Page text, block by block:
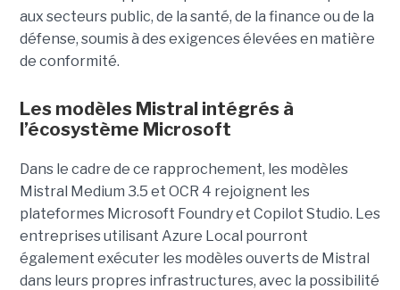
aux secteurs public, de la santé, de la finance ou de la
défense, soumis à des exigences élevées en matière
de conformité.
Les modèles Mistral intégrés à
l’écosystème Microsoft
Dans le cadre de ce rapprochement, les modèles
Mistral Medium 3.5 et OCR 4 rejoignent les
plateformes Microsoft Foundry et Copilot Studio. Les
entreprises utilisant Azure Local pourront
également exécuter les modèles ouverts de Mistral
dans leurs propres infrastructures, avec la possibilité